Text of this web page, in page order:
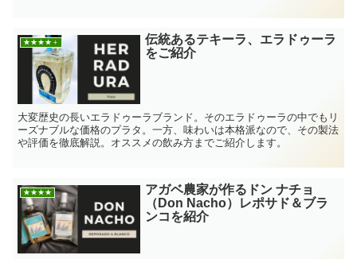
★★★★＋
伝統あるテキーラ、エラドゥーラ
をご紹介
大変歴史の長いエラドゥーラブランド。そのエラドゥーラの中でもリ
ーズナブルな価格のプラタ。一方、味わいは本格派なので、その製法
や評価を徹底解説。オススメの飲み方までご紹介します。
★★★★
アガベ農家が作るドン ナチョ
（Don Nacho）レポサド＆ブラ
ンコを紹介